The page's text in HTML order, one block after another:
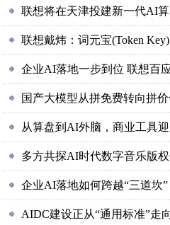
联想将在天津投建新一代AI
联想戴炜：词元宝(Token
企业AI落地一步到位 联想百
国产大模型从拼免费转向拼
从算盘到AI外脑，商业工具
多方共探AI时代数字音乐版
企业AI落地如何跨越“三道坎
AIDC建设正从“通用标准”走